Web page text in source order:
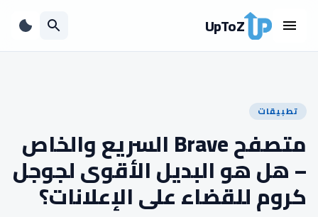
UpToZ
تطبيقات
متصفح Brave السريع والخاص
– هل هو البديل الأقوى لجوجل
كروم للقضاء على الإعلانات؟